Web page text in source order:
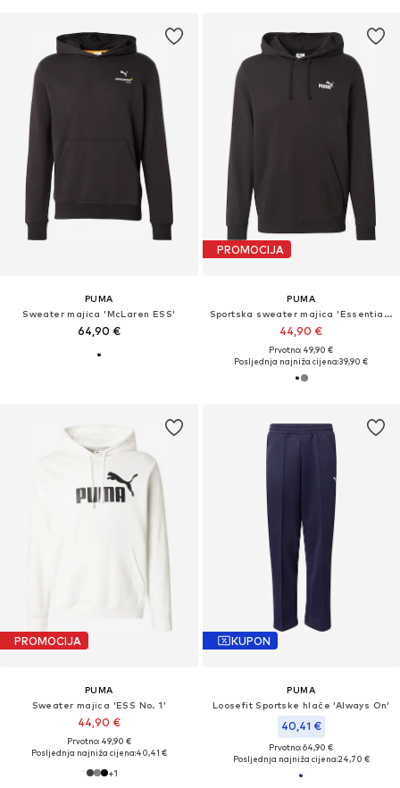
PUMA
Sweater majica 'McLaren ESS'
64,90 €
PROMOCIJA
PUMA
Sportska sweater majica 'Essentials No. 1'
44,90 €
Prvotno: 49,90 €
Posljednja najniža cijena:39,90 €
PROMOCIJA
PUMA
Sweater majica 'ESS No. 1'
44,90 €
Prvotno: 49,90 €
Posljednja najniža cijena:40,41 €
+1
KUPON
PUMA
Loosefit Sportske hlače 'Always On'
40,41 €
Prvotno: 64,90 €
Posljednja najniža cijena:24,70 €